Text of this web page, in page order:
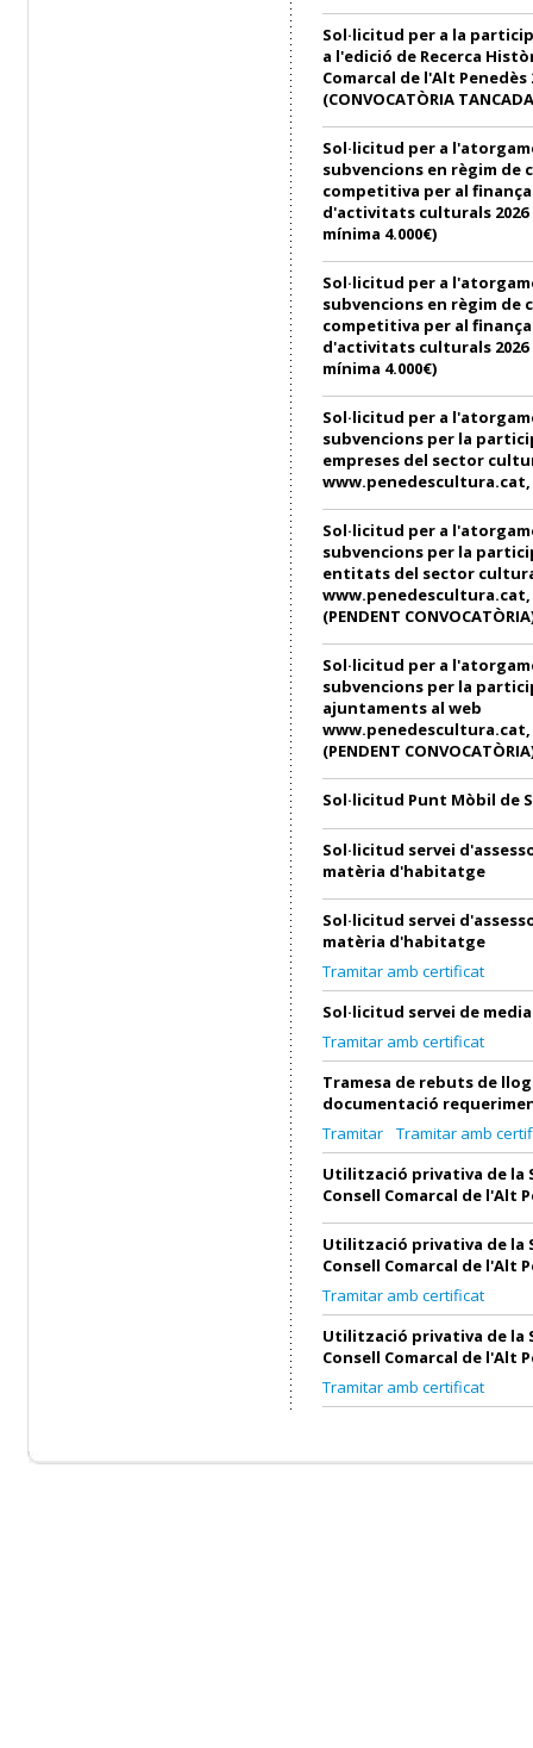
Sol·licitud per a la
a l'edició de Recerca
Comarcal de l'Alt Penedès
(CONVOCATÒRIA
Sol·licitud per a
subvencions en règim de
competitiva per al
d'activitats culturals 2026
mínima 4.000€)
Sol·licitud per a
subvencions en règim de
competitiva per al
d'activitats culturals 2026
mínima 4.000€)
Sol·licitud per a
subvencions per la
empreses del sector
www.penedescultura.cat,
Sol·licitud per a
subvencions per la
entitats del sector
www.penedescultura.cat,
(PENDENT
Sol·licitud per a
subvencions per la
ajuntaments al web
www.penedescultura.cat,
(PENDENT
Sol·licitud Punt Mòbil de
Sol·licitud servei
matèria d'habitatge
Sol·licitud servei
matèria d'habitatge
Tramitar amb certificat
Sol·licitud servei de
Tramitar amb certificat
Tramesa de rebuts de
documentació
Tramitar
Tramitar amb
Utilització privativa de la
Consell Comarcal de l'Alt
Utilització privativa de la
Consell Comarcal de l'Alt
Tramitar amb certificat
Utilització privativa de la
Consell Comarcal de l'Alt
Tramitar amb certificat